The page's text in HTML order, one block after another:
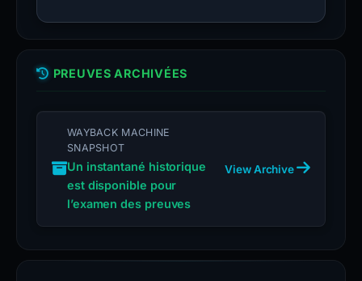
PREUVES ARCHIVÉES
WAYBACK MACHINE
SNAPSHOT
Un instantané historique
est disponible pour
l’examen des preuves
View Archive